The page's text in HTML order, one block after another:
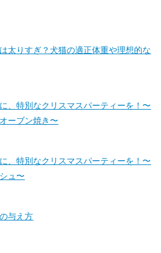
太りすぎ？犬猫の適正体重や理想的な
、特別なクリスマスパーティーを！〜
ーブン焼き〜
、特別なクリスマスパーティーを！〜
ュ〜
与え方